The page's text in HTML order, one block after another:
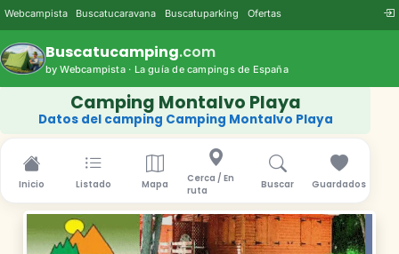
Webcampista Buscatucaravana Buscatuparking Ofertas
Buscatucamping.com
by Webcampista · La guía de campings de España
Camping Montalvo Playa
Datos del camping Camping Montalvo Playa
Inicio Listado Mapa
Cerca / En
ruta
Buscar Guardados